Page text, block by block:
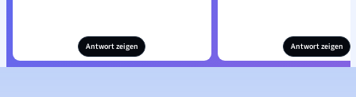
Antwort zeigen Antwort zeigen